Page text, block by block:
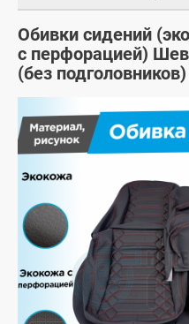
Обивки сидений
с перфорацией)
(без подголовников)